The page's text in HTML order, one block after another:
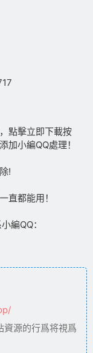
點擊立即下載按
加小編QQ處理！
!
直都能用！
編QQ：
資源的行爲将視爲